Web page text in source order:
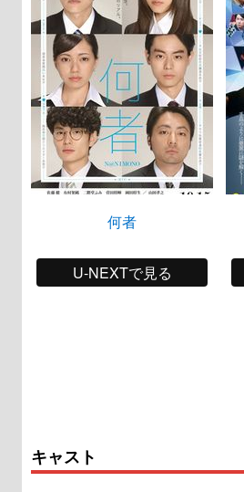
何者
U-NEXTで見る
キャスト